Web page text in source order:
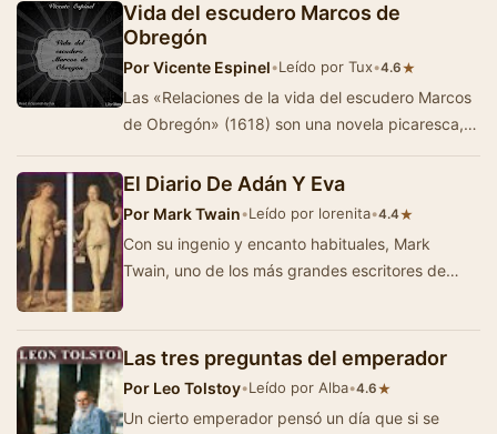
Vida del escudero Marcos de
Obregón
PorVicente Espinel•Leído por Tux•4.6★
Las «Relaciones de la vida del escudero Marcos
de Obregón» (1618) son una novela picaresca,
El Diario De Adán Y Eva
Por Mark Twain•Leído por lorenita•4.4★
Con su ingenio y encanto habituales, Mark
Twain, uno de los más grandes escritores de
Las tres preguntas del emperador
Por Leo Tolstoy•Leído por Alba•4.6★
Un cierto emperador pensó un día que si se